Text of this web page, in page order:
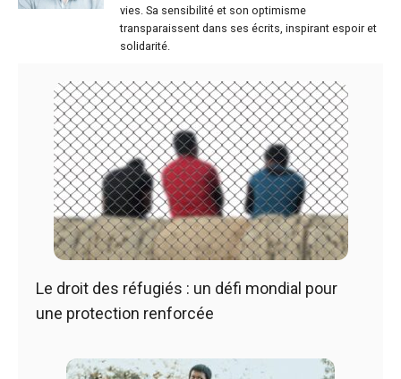
vies. Sa sensibilité et son optimisme
transparaissent dans ses écrits, inspirant espoir et
solidarité.
Le droit des réfugiés : un défi mondial pour
une protection renforcée